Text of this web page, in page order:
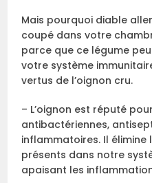
Mais pourquoi diable
coupé dans votre
parce que ce légume
votre système
vertus de l’oignon cru.
– L’oignon est réputé
antibactériennes,
inflammatoires. Il
présents dans notre
apaisant les